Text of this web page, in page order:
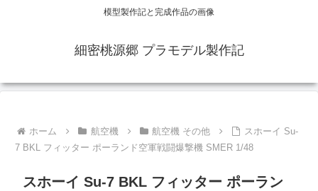
模型製作記と完成作品の画像
細密桃源郷 プラモデル製作記
ホーム 航空機 航空機 その他
スホーイ Su-
7 BKL フィッター ポーランド空軍戦闘爆撃機 SMER 1/48
スホーイ Su-7 BKL フィッター ポーラン